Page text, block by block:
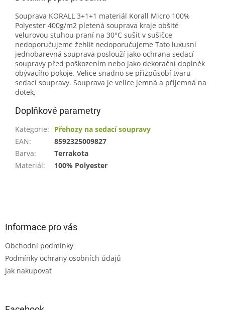
Souprava KORALL 3+1+1 materiál Korall Micro 100%
Polyester 400g/m2 pletená souprava kraje obšité
velurovou stuhou praní na 30°C sušit v sušičce
nedoporučujeme žehlit nedoporučujeme Tato luxusní
jednobarevná souprava poslouží jako ochrana sedací
soupravy před poškozením nebo jako dekorační doplněk
obývacího pokoje. Velice snadno se přizpůsobí tvaru
sedací soupravy. Souprava je velice jemná a příjemná na
dotek.
Doplňkové parametry
Kategorie:
Přehozy na sedací soupravy
EAN:
8592325009827
Barva:
Terrakota
Materiál: 100% Polyester
Informace pro vás
Obchodní podmínky
Podmínky ochrany osobních údajů
Jak nakupovat